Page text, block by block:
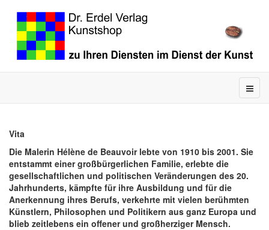
Vita
Die Malerin Hélène de Beauvoir lebte von 1910 bis 2001. Sie
entstammt einer großbürgerlichen Familie, erlebte die
gesellschaftlichen und politischen Veränderungen des 20.
Jahrhunderts, kämpfte für ihre Ausbildung und für die
Anerkennung ihres Berufs, verkehrte mit vielen berühmten
Künstlern, Philosophen und Politikern aus ganz Europa und
blieb zeitlebens ein offener und großherziger Mensch.